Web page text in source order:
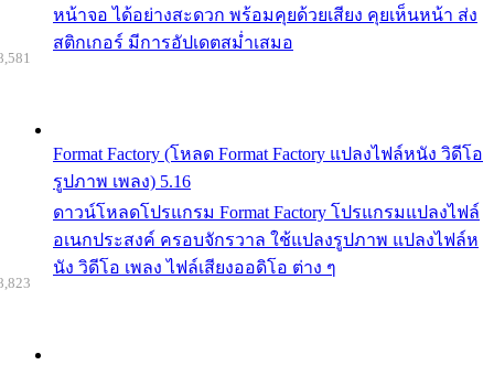
หน้าจอ ได้อย่างสะดวก พร้อมคุยด้วยเสียง คุยเห็นหน้า ส่ง
สติกเกอร์ มีการอัปเดตสม่ำเสมอ
Format Factory (โหลด Format Factory แปลงไฟล์หนัง วิดีโอ
รูปภาพ เพลง) 5.16
ดาวน์โหลดโปรแกรม Format Factory โปรแกรมแปลงไฟล์
อเนกประสงค์ ครอบจักรวาล ใช้แปลงรูปภาพ แปลงไฟล์ห
นัง วิดีโอ เพลง ไฟล์เสียงออดิโอ ต่าง ๆ